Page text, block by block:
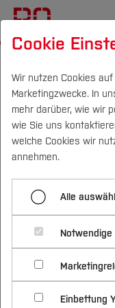
Campus
Studium
Vor dem
Bewerben &
Im Studium
Studienbüros
Nach dem
Profil
Forschungs-
Beratung &
Bau- und
Studieren
Forschung und
Fachgebiete
International
Bau- und
Cookie
Wir nutzen Cookies
Marketingzwecke. In
mehr darüber, wie wir
wie Sie uns
welche Cookies wir
annehmen.
Alle
Notwendige
Einbettung